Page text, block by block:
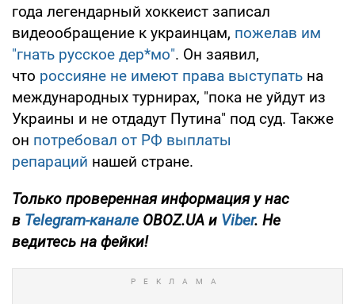
года легендарный хоккеист записал
видеообращение к украинцам, пожелав им
"гнать русское дер*мо". Он заявил,
что россияне не имеют права выступать на
международных турнирах, "пока не уйдут из
Украины и не отдадут Путина" под суд. Также
он потребовал от РФ выплаты
репараций нашей стране.
Только проверенная информация у нас
в Telegram-канале OBOZ.UA и Viber. Не
ведитесь на фейки!